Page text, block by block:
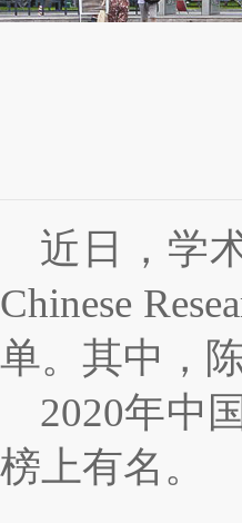
近日，学
Chinese
单。其中，
2020年中
榜上有名。